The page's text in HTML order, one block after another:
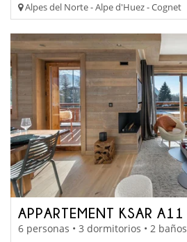
Alpes del Norte - Alpe d'Huez - Cognet
APPARTEMENT KSAR A11
6 personas • 3 dormitorios • 2 baños